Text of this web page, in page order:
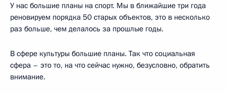
У нас большие планы на спорт. Мы в ближайшие три года
реновируем порядка 50 старых объектов, это в несколько
раз больше, чем делалось за прошлые годы.
В сфере культуры большие планы. Так что социальная
сфера – это то, на что сейчас нужно, безусловно, обратить
внимание.